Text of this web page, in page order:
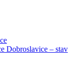
Dobroslavice – stav